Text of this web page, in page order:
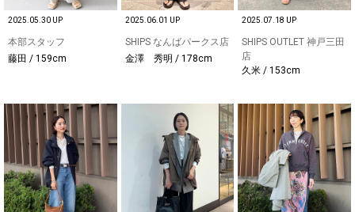
2025.05.30 UP
本部スタッフ
藤田 / 159cm
2025.06.01 UP
SHIPS なんばパークス店
金澤 秀明 / 178cm
2025.07.18 UP
SHIPS OUTLET 神戸三田
店
久米 / 153cm